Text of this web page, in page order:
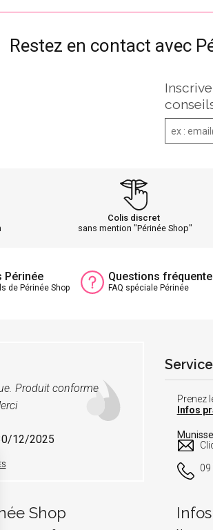
Restez en contact avec
Colis discret
sans mention "Périnée Shop"
Périnée
de Périnée Shop
Questions
FAQ spéciale Périnée
Produit conforme
12/2025
Prenez
Infos
09
Shop